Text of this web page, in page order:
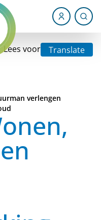
Lees voor Translate
verlengen